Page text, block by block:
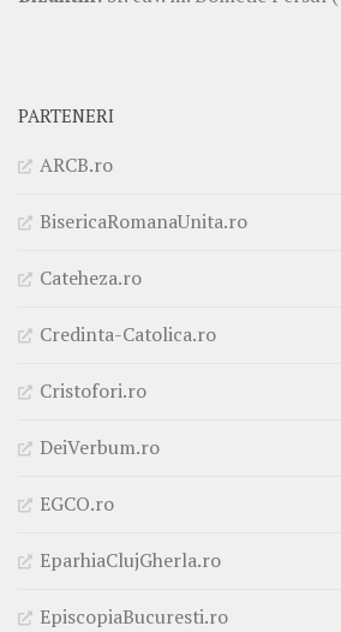
PARTENERI
ARCB.ro
BisericaRomanaUnita.ro
Cateheza.ro
Credinta-Catolica.ro
Cristofori.ro
DeiVerbum.ro
EGCO.ro
EparhiaClujGherla.ro
EpiscopiaBucuresti.ro